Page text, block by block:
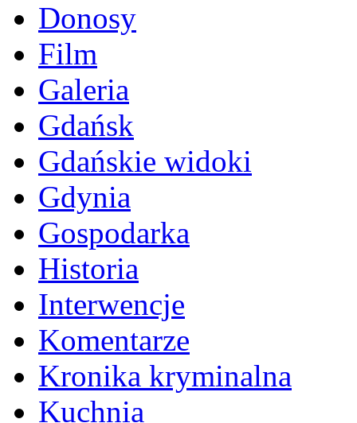
Donosy
Film
Galeria
Gdańsk
Gdańskie widoki
Gdynia
Gospodarka
Historia
Interwencje
Komentarze
Kronika kryminalna
Kuchnia